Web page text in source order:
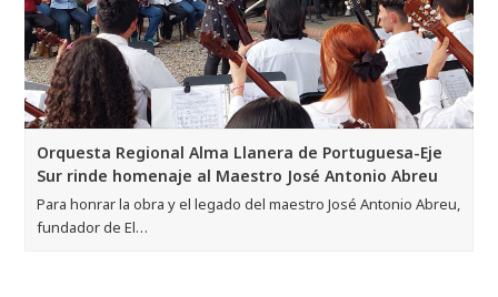
Orquesta Regional Alma Llanera de Portuguesa-Eje
Sur rinde homenaje al Maestro José Antonio Abreu
Para honrar la obra y el legado del maestro José Antonio Abreu,
fundador de El…